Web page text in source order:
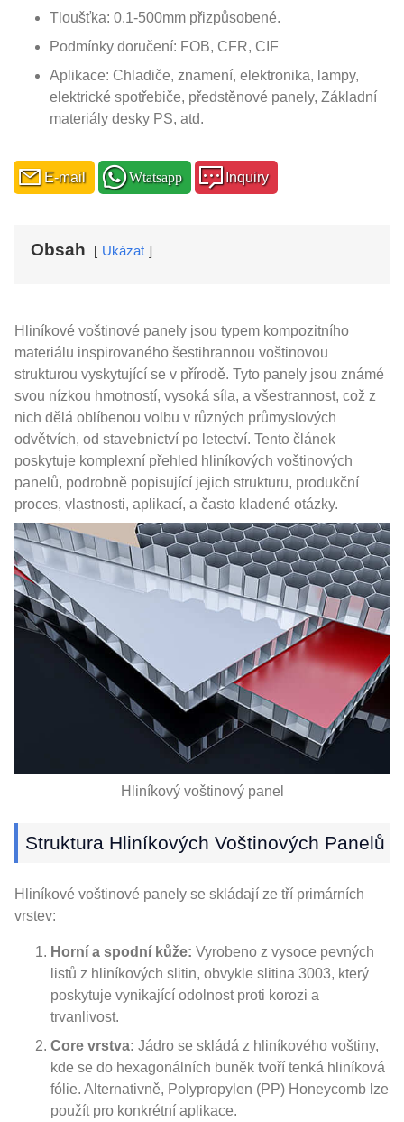
Tloušťka: 0.1-500mm přizpůsobené.
Podmínky doručení: FOB, CFR, CIF
Aplikace: Chladiče, znamení, elektronika, lampy,
elektrické spotřebiče, předstěnové panely, Základní
materiály desky PS, atd.
E-mail Wtatsapp Inquiry
Obsah Ukázat
Hliníkové voštinové panely jsou typem kompozitního
materiálu inspirovaného šestihrannou voštinovou
strukturou vyskytující se v přírodě. Tyto panely jsou známé
svou nízkou hmotností, vysoká síla, a všestrannost, což z
nich dělá oblíbenou volbu v různých průmyslových
odvětvích, od stavebnictví po letectví. Tento článek
poskytuje komplexní přehled hliníkových voštinových
panelů, podrobně popisující jejich strukturu, produkční
proces, vlastnosti, aplikací, a často kladené otázky.
Hliníkový voštinový panel
Struktura Hliníkových Voštinových Panelů
Hliníkové voštinové panely se skládají ze tří primárních
vrstev:
Horní a spodní kůže: Vyrobeno z vysoce pevných
listů z hliníkových slitin, obvykle slitina 3003, který
poskytuje vynikající odolnost proti korozi a
trvanlivost.
Core vrstva: Jádro se skládá z hliníkového voštiny,
kde se do hexagonálních buněk tvoří tenká hliníková
fólie. Alternativně, Polypropylen (PP) Honeycomb lze
použít pro konkrétní aplikace.